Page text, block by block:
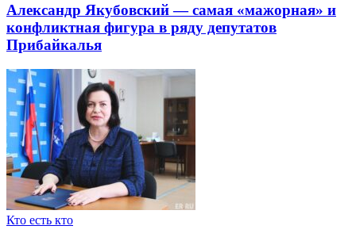
Александр Якубовский — самая «мажорная» и
конфликтная фигура в ряду депутатов
Прибайкалья
Кто есть кто